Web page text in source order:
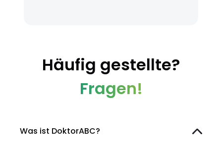
Häufig gestellte?
Fragen!
Was ist DoktorABC?